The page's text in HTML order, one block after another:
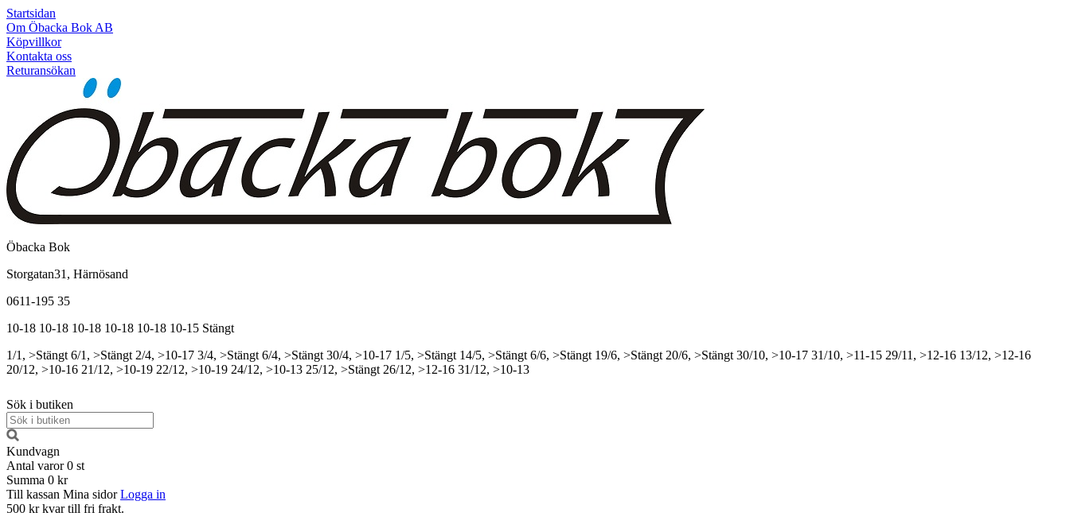
Startsidan
Om Öbacka Bok AB
Köpvillkor
Kontakta oss
Returansökan
Öbacka Bok
Storgatan31, Härnösand
0611-195 35
10-18 10-18 10-18 10-18 10-18 10-15 Stängt
1/1, >Stängt 6/1, >Stängt 2/4, >10-17 3/4, >Stängt 6/4, >Stängt 30/4, >10-17 1/5, >Stängt 14/5, >Stängt 6/6, >Stängt 19/6, >Stängt 20/6, >Stängt 30/10, >10-17 31/10, >11-15 29/11, >12-16 13/12, >12-16
20/12, >10-16 21/12, >10-19 22/12, >10-19 24/12, >10-13 25/12, >Stängt 26/12, >12-16 31/12, >10-13
Sök i butiken
Kundvagn
Antal varor 0 st
Summa 0 kr
Till kassan Mina sidor Logga in
500 kr kvar till fri frakt.